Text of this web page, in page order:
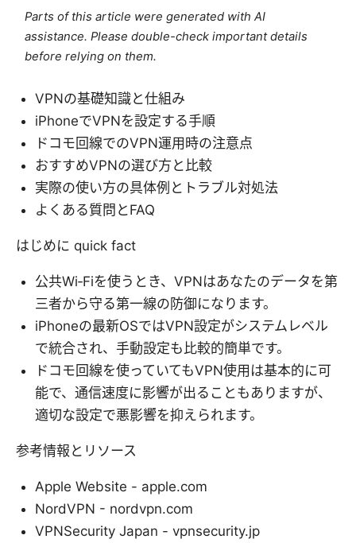
Parts of this article were generated with AI
assistance. Please double-check important details
before relying on them.
VPNの基礎知識と仕組み
iPhoneでVPNを設定する手順
ドコモ回線でのVPN運用時の注意点
おすすめVPNの選び方と比較
実際の使い方の具体例とトラブル対処法
よくある質問とFAQ
はじめに quick fact
公共Wi‑Fiを使うとき、VPNはあなたのデータを第
三者から守る第一線の防御になります。
iPhoneの最新OSではVPN設定がシステムレベル
で統合され、手動設定も比較的簡単です。
ドコモ回線を使っていてもVPN使用は基本的に可
能で、通信速度に影響が出ることもありますが、
適切な設定で悪影響を抑えられます。
参考情報とリソース
Apple Website - apple.com
NordVPN - nordvpn.com
VPNSecurity Japan - vpnsecurity.jp